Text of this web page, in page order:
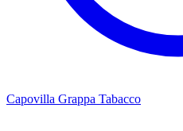
Capovilla Grappa Tabacco